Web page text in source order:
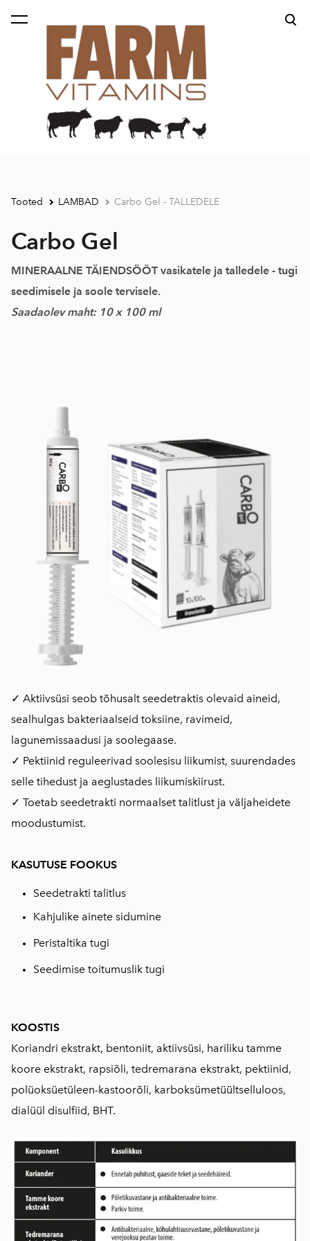
lisati ostukorvi. Vaata ostukorvi
Tooted LAMBAD Carbo Gel - TALLEDELE
✓ Aktiivsüsi seob tõhusalt seedetraktis olevaid aineid,
sealhulgas bakteriaalseid toksiine, ravimeid,
lagunemissaadusi ja soolegaase.
✓ Pektiinid reguleerivad soolesisu liikumist, suurendades
selle tihedust ja aeglustades liikumiskiirust.
✓ Toetab seedetrakti normaalset talitlust ja väljaheidete
moodustumist.
KASUTUSE FOOKUS
Seedetrakti talitlus
Kahjulike ainete sidumine
Peristaltika tugi
Seedimise toitumuslik tugi
KOOSTIS
Koriandri ekstrakt, bentoniit, aktiivsüsi, hariliku tamme
koore ekstrakt, rapsiõli, tedremarana ekstrakt, pektiinid,
polüoksüetüleen-kastoorõli, karboksümetüültselluloos,
dialüül disulfiid, BHT.
Carbo Gel
MINERAALNE TÄIENDSÖÖT vasikatele ja talledele - tugi
seedimisele ja soole tervisele.
Saadaolev maht: 10 x 100 ml